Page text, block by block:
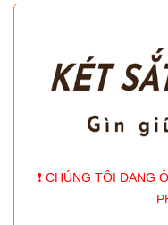
❗️ CHÚNG TÔI ĐANG